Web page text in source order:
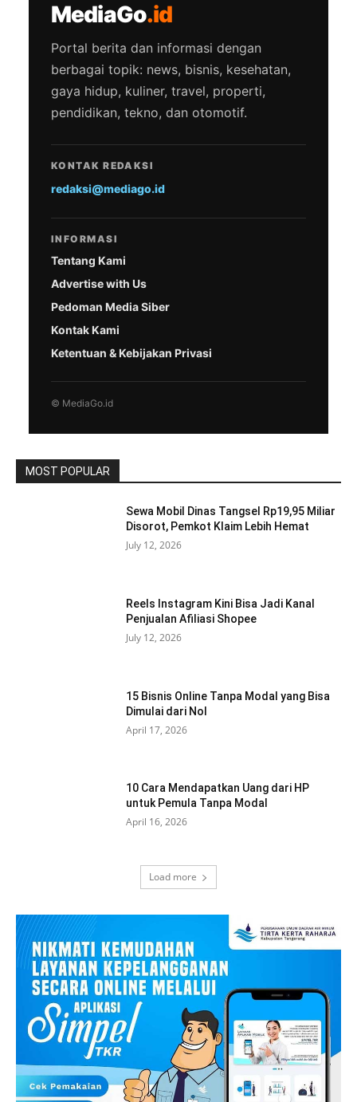
MediaGo.id
Portal berita dan informasi dengan
berbagai topik: news, bisnis, kesehatan,
gaya hidup, kuliner, travel, properti,
pendidikan, tekno, dan otomotif.
KONTAK REDAKSI
redaksi@mediago.id
INFORMASI
Tentang Kami
Advertise with Us
Pedoman Media Siber
Kontak Kami
Ketentuan & Kebijakan Privasi
© MediaGo.id
MOST POPULAR
Sewa Mobil Dinas Tangsel Rp19,95 Miliar
Disorot, Pemkot Klaim Lebih Hemat
July 12, 2026
Reels Instagram Kini Bisa Jadi Kanal
Penjualan Afiliasi Shopee
July 12, 2026
15 Bisnis Online Tanpa Modal yang Bisa
Dimulai dari Nol
April 17, 2026
10 Cara Mendapatkan Uang dari HP
untuk Pemula Tanpa Modal
April 16, 2026
Load more